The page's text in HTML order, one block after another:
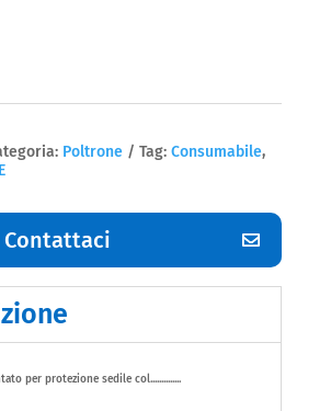
Poltrone Tag: Consumabile,
Contattaci
per protezione sedile col..............